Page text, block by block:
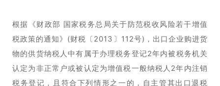
根据《财政部 国家税务总局关于防范税收风险若干增值
税政策的通知》(财税〔2013〕112号)，出口企业购进货
物的供货纳税人中有属于办理税务登记2年内被税务机关
认定为非正常户或被认定为增值税一般纳税人2年内注销
税务登记，且符合下列情形之一的，自主管其出口退税